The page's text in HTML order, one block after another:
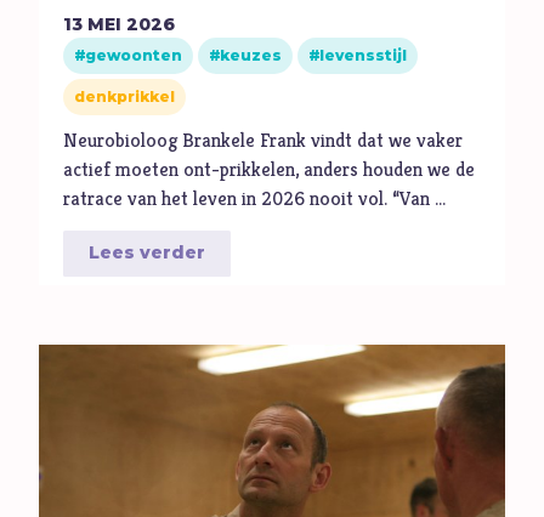
13 MEI 2026
gewoonten keuzes levensstijl
denkprikkel
Neurobioloog Brankele Frank vindt dat we vaker
actief moeten ont-prikkelen, anders houden we de
ratrace van het leven in 2026 nooit vol. “Van …
Lees verder